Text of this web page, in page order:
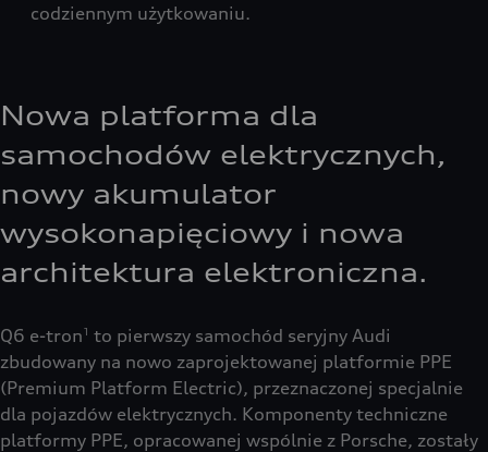
codziennym użytkowaniu.
Nowa platforma dla
samochodów elektrycznych,
nowy akumulator
wysokonapięciowy i nowa
architektura elektroniczna.
Q6 e-tron1 to pierwszy samochód seryjny Audi
zbudowany na nowo zaprojektowanej platformie PPE
(Premium Platform Electric), przeznaczonej specjalnie
dla pojazdów elektrycznych. Komponenty techniczne
platformy PPE, opracowanej wspólnie z Porsche, zostały